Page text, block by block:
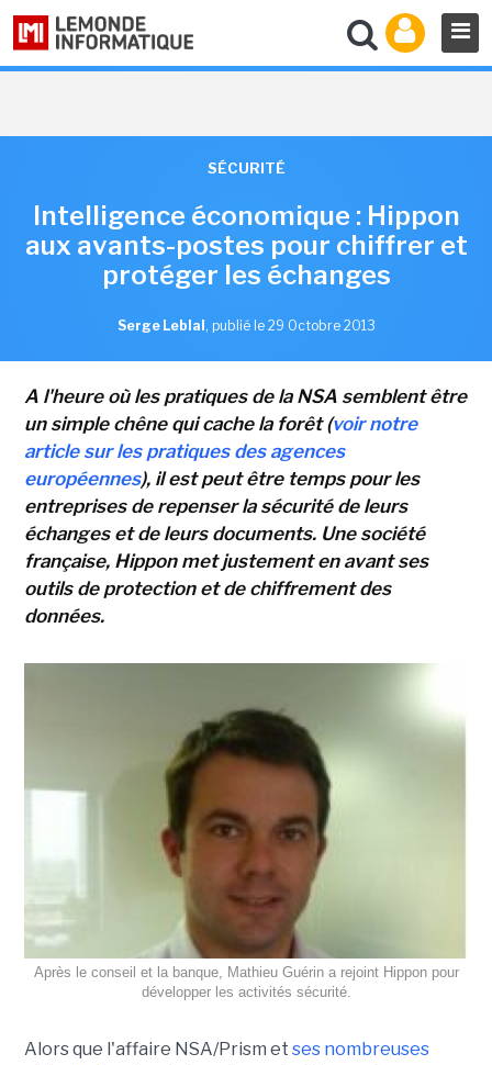
SÉCURITÉ
Intelligence économique : Hippon
aux avants-postes pour chiffrer et
protéger les échanges
Serge Leblal , publié le 29 Octobre 2013
A l'heure où les pratiques de la NSA semblent être
un simple chêne qui cache la forêt (voir notre
article sur les pratiques des agences
européennes), il est peut être temps pour les
entreprises de repenser la sécurité de leurs
échanges et de leurs documents. Une société
française, Hippon met justement en avant ses
outils de protection et de chiffrement des
données.
Après le conseil et la banque, Mathieu Guérin a rejoint Hippon pour
développer les activités sécurité.
Alors que l'affaire NSA/Prism et ses nombreuses